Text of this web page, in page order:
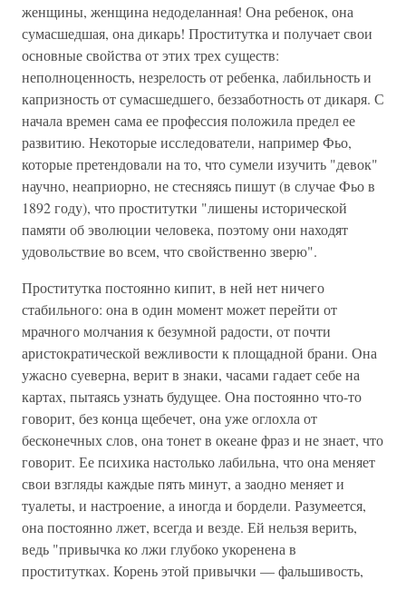
женщины, женщина недоделанная! Она ребенок, она
сумасшедшая, она дикарь! Проститутка и получает свои
основные свойства от этих трех существ:
неполноценность, незрелость от ребенка, лабильность и
капризность от сумасшедшего, беззаботность от дикаря. С
начала времен сама ее профессия положила предел ее
развитию. Некоторые исследователи, например Фьо,
которые претендовали на то, что сумели изучить "девок"
научно, неаприорно, не стесняясь пишут (в случае Фьо в
1892 году), что проститутки "лишены исторической
памяти об эволюции человека, поэтому они находят
удовольствие во всем, что свойственно зверю".
Проститутка постоянно кипит, в ней нет ничего
стабильного: она в один момент может перейти от
мрачного молчания к безумной радости, от почти
аристократической вежливости к площадной брани. Она
ужасно суеверна, верит в знаки, часами гадает себе на
картах, пытаясь узнать будущее. Она постоянно что-то
говорит, без конца щебечет, она уже оглохла от
бесконечных слов, она тонет в океане фраз и не знает, что
говорит. Ее психика настолько лабильна, что она меняет
свои взгляды каждые пять минут, а заодно меняет и
туалеты, и настроение, а иногда и бордели. Разумеется,
она постоянно лжет, всегда и везде. Ей нельзя верить,
ведь "привычка ко лжи глубоко укоренена в
проститутках. Корень этой привычки — фальшивость,